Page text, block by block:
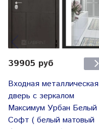
39905 руб
Входная металлическая
дверь с зеркалом
Максимум Урбан Белый
Софт ( белый матовый